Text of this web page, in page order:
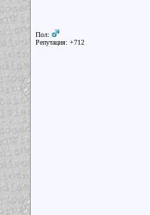
Пол:
Репутация: +712